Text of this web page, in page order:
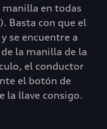
en todas
Basta con que el
se encuentre a
la manilla de la
el conductor
el botón de
la llave consigo.